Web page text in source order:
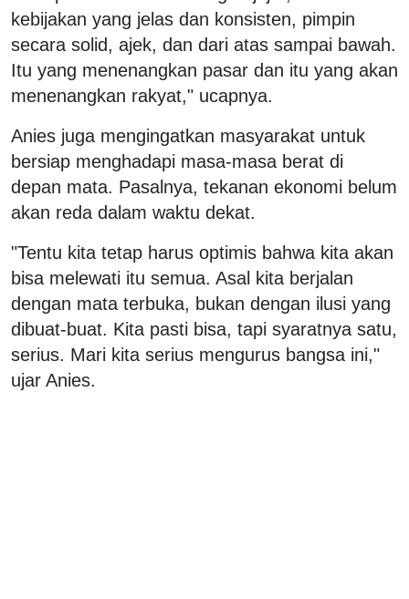
kebijakan yang jelas dan konsisten, pimpin
secara solid, ajek, dan dari atas sampai bawah.
Itu yang menenangkan pasar dan itu yang akan
menenangkan rakyat," ucapnya.
Anies juga mengingatkan masyarakat untuk
bersiap menghadapi masa-masa berat di
depan mata. Pasalnya, tekanan ekonomi belum
akan reda dalam waktu dekat.
"Tentu kita tetap harus optimis bahwa kita akan
bisa melewati itu semua. Asal kita berjalan
dengan mata terbuka, bukan dengan ilusi yang
dibuat-buat. Kita pasti bisa, tapi syaratnya satu,
serius. Mari kita serius mengurus bangsa ini,"
ujar Anies.